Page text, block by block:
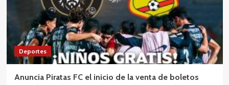
Deportes
Anuncia Piratas FC el inicio de la venta de boletos